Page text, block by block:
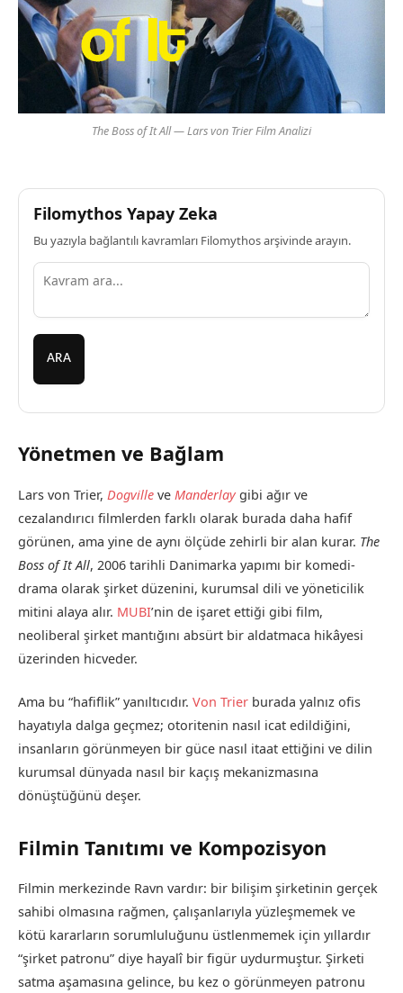
The Boss of It All — Lars von Trier Film Analizi
Filomythos Yapay Zeka
Bu yazıyla bağlantılı kavramları Filomythos arşivinde arayın.
ARA
Yönetmen ve Bağlam
Lars von Trier, Dogville ve Manderlaygibi ağır ve
cezalandırıcı filmlerden farklı olarak burada daha hafif
görünen, ama yine de aynı ölçüde zehirli bir alan kurar. The
Boss of It All, 2006 tarihli Danimarka yapımı bir komedi-
drama olarak şirket düzenini, kurumsal dili ve yöneticilik
mitini alaya alır. MUBI’nin de işaret ettiği gibi film,
neoliberal şirket mantığını absürt bir aldatmaca hikâyesi
üzerinden hicveder.
Ama bu “hafiflik” yanıltıcıdır. Von Trier burada yalnız ofis
hayatıyla dalga geçmez; otoritenin nasıl icat edildiğini,
insanların görünmeyen bir güce nasıl itaat ettiğini ve dilin
kurumsal dünyada nasıl bir kaçış mekanizmasına
dönüştüğünü deşer.
Filmin Tanıtımı ve Kompozisyon
Filmin merkezinde Ravn vardır: bir bilişim şirketinin gerçek
sahibi olmasına rağmen, çalışanlarıyla yüzleşmemek ve
kötü kararların sorumluluğunu üstlenmemek için yıllardır
“şirket patronu” diye hayalî bir figür uydurmuştur. Şirketi
satma aşamasına gelince, bu kez o görünmeyen patronu